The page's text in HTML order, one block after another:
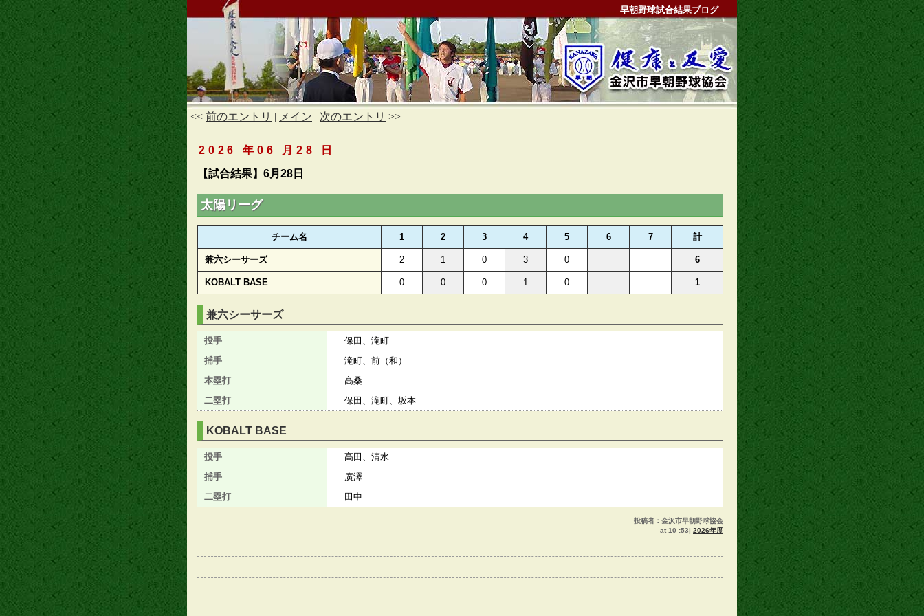
早朝野球試合結果ブログ
<< 前のエントリ | メイン | 次のエントリ >>
2026 年06 月28 日
【試合結果】6月28日
太陽リーグ
チーム名 1 2 3 4 5 6 7 計
兼六シーサーズ 2 1 0 3 0 6
KOBALT BASE 0 0 0 1 0 1
兼六シーサーズ
投手
保田、滝町
捕手
滝町、前（和）
本塁打
高桑
二塁打
保田、滝町、坂本
KOBALT BASE
投手
高田、清水
捕手
廣澤
二塁打
田中
投稿者：金沢市早朝野球協会
at 10 :53| 2026年度